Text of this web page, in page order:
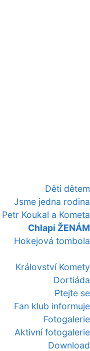
Děti dětem
Jsme jedna rodina
Petr Koukal a Kometa
Chlapi ŽENÁM
Hokejová tombola
Království Komety
Dortiáda
Ptejte se
Fan klub informuje
Fotogalerie
Aktivní fotogalerie
Download